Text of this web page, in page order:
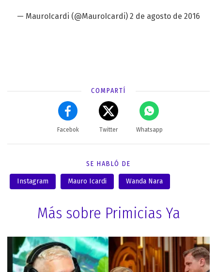
— MauroIcardi (@MauroIcardi) 2 de agosto de 2016
COMPARTÍ
Facebok Twitter Whatsapp
SE HABLÓ DE
Instagram Mauro Icardi Wanda Nara
Más sobre Primicias Ya